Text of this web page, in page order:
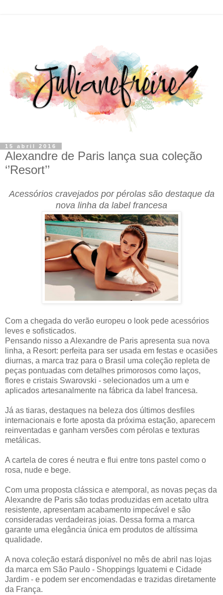
15 abril 2016
Alexandre de Paris lança sua coleção
‘’Resort’’
Acessórios cravejados por pérolas são destaque da
nova linha da label francesa
Com a chegada do verão europeu o look pede acessórios
leves e sofisticados.
Pensando nisso a Alexandre de Paris apresenta sua nova
linha, a Resort: perfeita para ser usada em festas e ocasiões
diurnas, a marca traz para o Brasil uma coleção repleta de
peças pontuadas com detalhes primorosos como laços,
flores e cristais Swarovski - selecionados um a um e
aplicados artesanalmente na fábrica da label francesa.
Já as tiaras, destaques na beleza dos últimos desfiles
internacionais e forte aposta da próxima estação, aparecem
reinventadas e ganham versões com pérolas e texturas
metálicas.
A cartela de cores é neutra e flui entre tons pastel como o
rosa, nude e bege.
Com uma proposta clássica e atemporal, as novas peças da
Alexandre de Paris são todas produzidas em acetato ultra
resistente, apresentam acabamento impecável e são
consideradas verdadeiras joias. Dessa forma a marca
garante uma elegância única em produtos de altíssima
qualidade.
A nova coleção estará disponível no mês de abril nas lojas
da marca em São Paulo - Shoppings Iguatemi e Cidade
Jardim - e podem ser encomendadas e trazidas diretamente
da França.